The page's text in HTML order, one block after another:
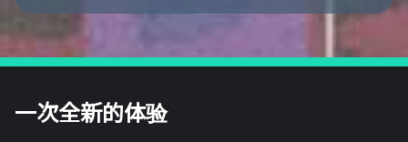
一次全新的体验